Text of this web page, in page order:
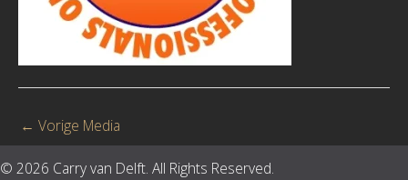
← Vorige Media
© 2026 Carry van Delft. All Rights Reserved.